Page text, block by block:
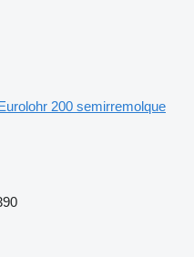
200 semirremolque